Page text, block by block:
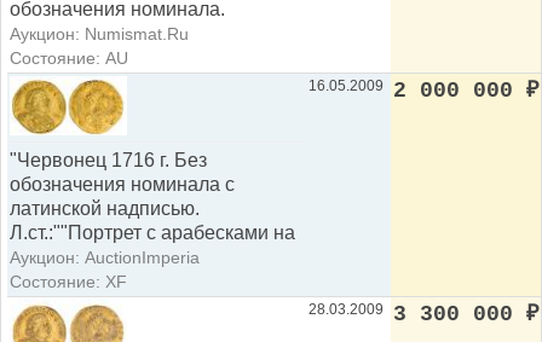
обозначения номинала.
Аукцион: Numismat.Ru
Состояние: AU
"Червонец 1716 г. Без
обозначения номинала c
латинской надписью.
Л.ст.:""Портрет с арабесками на
Аукцион: AuctionImperia
Состояние: XF
16.05.2009 2 000 000 ₽
28.03.2009 3 300 000 ₽